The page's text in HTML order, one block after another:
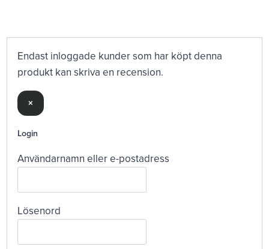
Endast inloggade kunder som har köpt denna
produkt kan skriva en recension.
×
Login
Användarnamn eller e-postadress
Lösenord